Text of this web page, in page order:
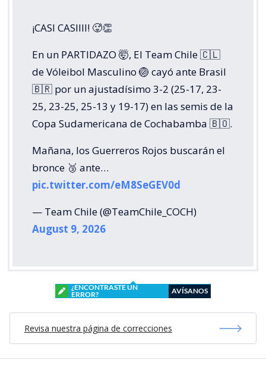
¡CASI CASIIII! 🥵👏
En un PARTIDAZO 🤯, El Team Chile 🇨🇱
de Vóleibol Masculino 🏐 cayó ante Brasil
🇧🇷 por un ajustadísimo 3-2 (25-17, 23-
25, 23-25, 25-13 y 19-17) en las semis de la
Copa Sudamericana de Cochabamba 🇧🇴.
Mañana, los Guerreros Rojos buscarán el
bronce 🥉 ante…
pic.twitter.com/eM8SeGEV0d
— Team Chile (@TeamChile_COCH)
August 9, 2026
¿ENCONTRASTE UN
ERROR?
AVÍSANOS
Revisa nuestra página de correcciones